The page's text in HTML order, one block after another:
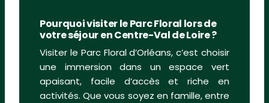
Pourquoi visiter le Parc Floral lors de
votre séjour en Centre-Val de Loire ?
Visiter le Parc Floral d’Orléans, c’est choisir
une immersion dans un espace vert
apaisant, facile d’accès et riche en
activités. Que vous soyez en famille, entre